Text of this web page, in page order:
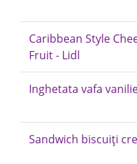
Caribbean Style
Fruit - Lidl
Inghetata vafa
Sandwich biscuiți